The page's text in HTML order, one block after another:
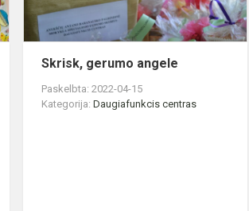
Skrisk, gerumo angele
Paskelbta: 2022-04-15
Kategorija:Daugiafunkcis centras